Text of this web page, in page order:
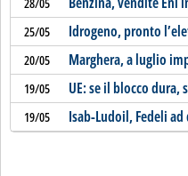
25/05 Idrogeno, pronto
20/05 Marghera, a luglio
19/05 UE: se il blocco
19/05 Isab-Ludoil, Fedeli